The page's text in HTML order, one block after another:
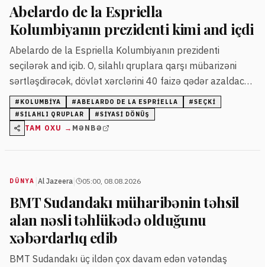
Abelardo de la Espriella
Kolumbiyanın prezidenti kimi and içdi
Abelardo de la Espriella Kolumbiyanın prezidenti
seçilərək and içib. O, silahlı qruplara qarşı mübarizəni
sərtləşdirəcək, dövlət xərclərini 40 faizə qədər azaldacaq
və neft-qaz sənayesini canlandırmağı planlaşdırır.
# KOLUMBIYA #ABELARDO DE LA ESPRIELLA #SEÇKI
#SILAHLI QRUPLAR #SIYASI DÖNÜŞ
TAM OXU → MƏNBƏ
DÜNYA Al Jazeera 05:00, 08.08.2026
BMT Sudandakı müharibənin təhsil
alan nəsli təhlükədə olduğunu
xəbərdarlıq edib
BMT Sudandakı üç ildən çox davam edən vətəndaş